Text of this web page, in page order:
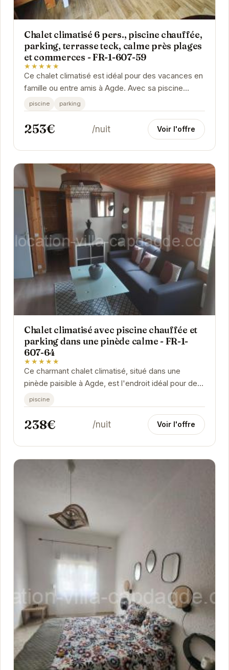
Chalet climatisé 6 pers., piscine chauffée,
parking, terrasse teck, calme près plages
et commerces - FR-1-607-59
★★★★★
Ce chalet climatisé est idéal pour des vacances en
famille ou entre amis à Agde. Avec sa piscine
chauffée, son parking privé et sa terrasse en...
piscine parking
253€ /nuit Voir l'offre
Chalet climatisé avec piscine chauffée et
parking dans une pinède calme - FR-1-
607-64
★★★★★
Ce charmant chalet climatisé, situé dans une
pinède paisible à Agde, est l'endroit idéal pour des
vacances relaxantes. Avec sa piscine chauffée...
piscine
238€ /nuit Voir l'offre